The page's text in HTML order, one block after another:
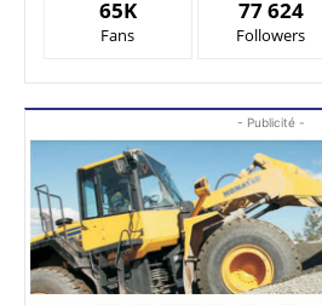
65K
Fans
77 624
Followers
- Publicité -